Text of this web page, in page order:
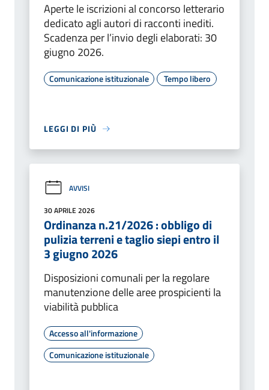
Aperte le iscrizioni al concorso letterario
dedicato agli autori di racconti inediti.
Scadenza per l’invio degli elaborati: 30
giugno 2026.
Comunicazione istituzionale Tempo libero
LEGGI DI PIÙ
AVVISI
30 APRILE 2026
Ordinanza n.21/2026 : obbligo di
pulizia terreni e taglio siepi entro il
3 giugno 2026
Disposizioni comunali per la regolare
manutenzione delle aree prospicienti la
viabilità pubblica
Accesso all'informazione
Comunicazione istituzionale